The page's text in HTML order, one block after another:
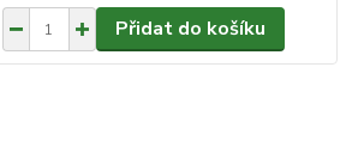
Přidat do košíku